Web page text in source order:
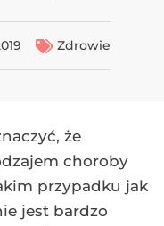
Zdrowie
że
choroby
przypadku jak
jest bardzo